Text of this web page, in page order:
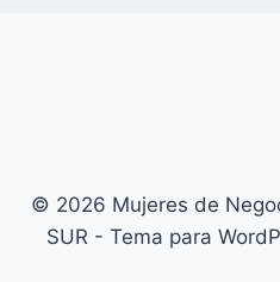
© 2026 Mujeres de
SUR - Tema para